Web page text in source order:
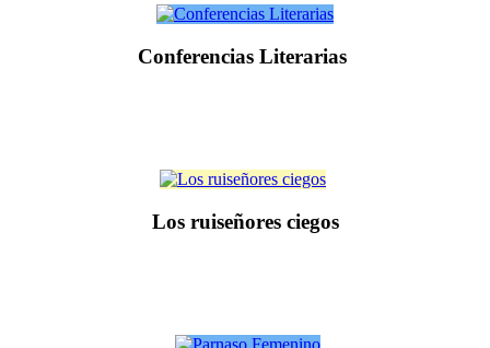
Conferencias Literarias
Los ruiseñores ciegos